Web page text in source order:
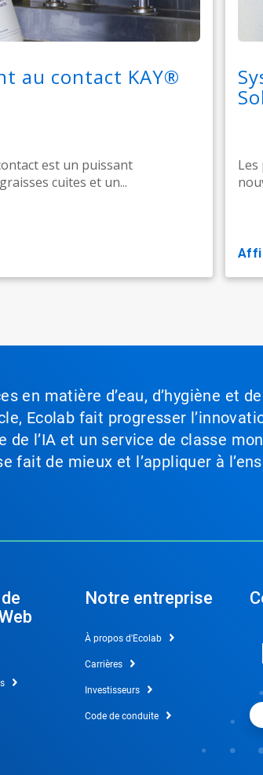
au contact KAY®
est un puissant
cuites et un...
Les
en matière d’eau, d’hygiène et
Ecolab fait progresser
l’IA et un service de classe
fait de mieux et l’appliquer à
Notre entreprise
À propos d'Ecolab
Carrières
Investisseurs
Code de conduite